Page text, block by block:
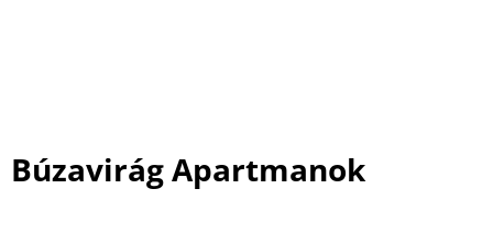
Búzavirág Apartmanok